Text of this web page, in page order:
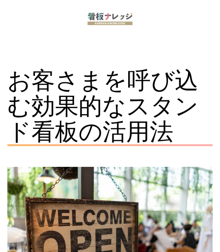
へ
ス
ッ
ナ
レ
ッ
ジ
お客さまを呼び込
む効果的なスタン
ド看板の活用法